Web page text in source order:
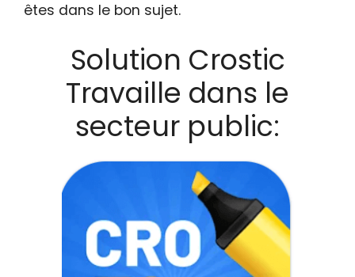
êtes dans le bon sujet.
Solution Crostic
Travaille dans le
secteur public: